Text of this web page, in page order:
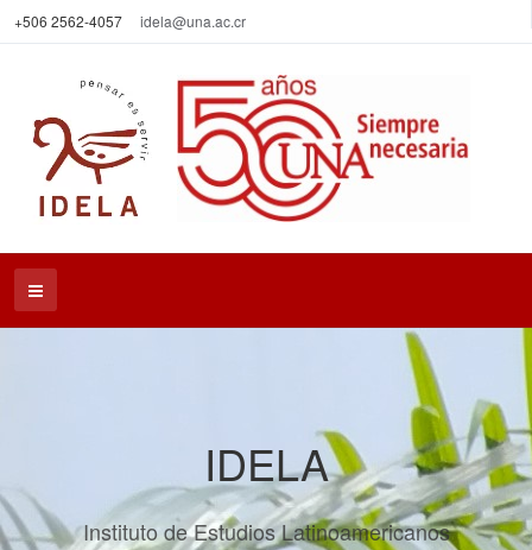
+506 2562-4057 idela@una.ac.cr
IDELA
Instituto de Estudios Latinoamericanos